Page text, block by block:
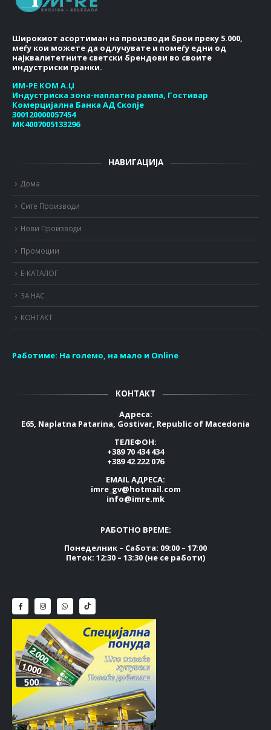
Широкиот асортиман на производи брои преку 5.000,
меѓу кои можете да одлучувате и помеѓу едни од
најквалитетните светски брендови во своите
индустриски гранки.
ИМ-РЕ КОМ А.Џ
Индустриска зона-наплатна рампа, Гостивар
Комерцијална Банка АД Скопје
300120000057454
МК4007005133296
НАВИГАЦИЈА
Дома
Сите Производи
Нови Производи
Промоции
Е-КАТАЛОГ
ЗА НАС
КОНТАКТ
Работиме: На големо, на мало и Online
КОНТАКТ
Адреса:
E65, Naplatna Patarina, Gostivar, Republic of Macedonia
ТЕЛЕФОН:
+389 70 434 434
+389 42 222 076
EMAIL АДРЕСА:
imre_gv@hotmail.com
info@imre.mk
РАБОТНО ВРЕМЕ:
Понеделник – Сабота: 09:00 – 17:00
Петок: 12:30 – 13:30 (не се работи)